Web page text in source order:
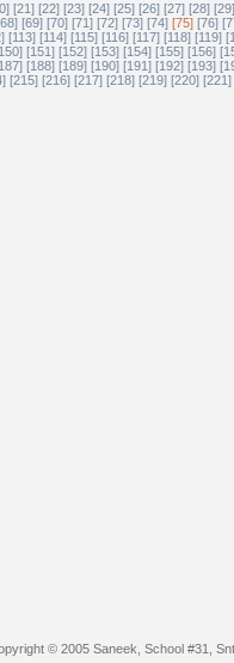
[21] [22] [23] [24] [25] [26] [27] [28] [29]
[69] [70] [71] [72] [73] [74][75] [76]
[113] [114] [115] [116] [117] [118] [119]
[151] [152] [153] [154] [155] [156]
[188] [189] [190] [191] [192] [193]
[215] [216] [217] [218] [219] [220] [221]
© 2005 Saneek, School #31,